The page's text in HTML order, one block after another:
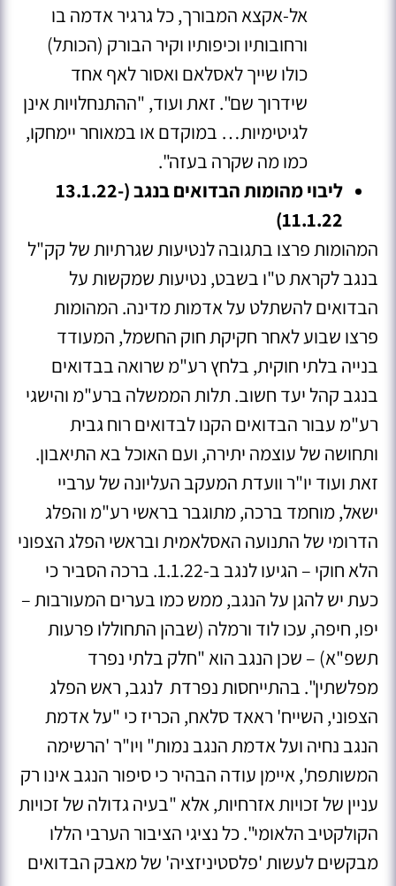
אל-אקצא המבורך, כל גרגיר אדמה בו
ורחובותיו וכיפותיו וקיר הבורק (הכותל)
כולו שייך לאסלאם ואסור לאף אחד
שידרוך שם". זאת ועוד, "ההתנחלויות אינן
לגיטימיות… במוקדם או במאוחר יימחקו,
כמו מה שקרה בעזה".
ליבוי מהומות הבדואים בנגב (13.1.22-
11.1.22)
המהומות פרצו בתגובה לנטיעות שגרתיות של קק"ל
בנגב לקראת ט"ו בשבט, נטיעות שמקשות על
הבדואים להשתלט על אדמות מדינה. המהומות
פרצו שבוע לאחר חקיקת חוק החשמל, המעודד
בנייה בלתי חוקית, בלחץ רע"מ שרואה בבדואים
בנגב קהל יעד חשוב. תלות הממשלה ברע"מ והישגי
רע"מ עבור הבדואים הקנו לבדואים רוח גבית
ותחושה של עוצמה יתירה, ועם האוכל בא התיאבון.
זאת ועוד יו"ר וועדת המעקב העליונה של ערביי
ישאל, מוחמד ברכה, מתוגבר בראשי רע"מ והפלג
הדרומי של התנועה האסלאמית ובראשי הפלג הצפוני
הלא חוקי – הגיעו לנגב ב-1.1.22. ברכה הסביר כי
כעת יש להגן על הנגב, ממש כמו בערים המעורבות –
יפו, חיפה, עכו לוד ורמלה (שבהן התחוללו פרעות
תשפ"א) – שכן הנגב הוא "חלק בלתי נפרד
מפלשתין". בהתייחסות נפרדת לנגב, ראש הפלג
הצפוני, השייח' ראאד סלאח, הכריז כי "על אדמת
הנגב נחיה ועל אדמת הנגב נמות" ויו"ר 'הרשימה
המשותפת', איימן עודה הבהיר כי סיפור הנגב אינו רק
עניין של זכויות אזרחיות, אלא "בעיה גדולה של זכויות
הקולקטיב הלאומי". כל נציגי הציבור הערבי הללו
מבקשים לעשות 'פלסטיניזציה' של מאבק הבדואים